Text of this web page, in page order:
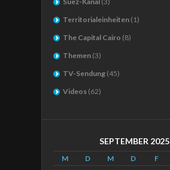
Territorialeinheiten (1)
The Capital Cairo (8)
Themen (3)
TV-Sendung (45)
Videos (62)
SEPTEMBER 2025
M D M D F